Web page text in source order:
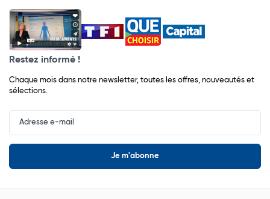
Restez informé !
Chaque mois dans notre newsletter, toutes les offres, nouveautés et
sélections.
Input
Newsletter